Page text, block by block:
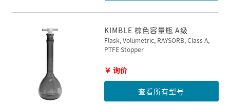
KIMBLE 棕色容量瓶 A级
Flask, Volumetric, RAYSORB, Class A,
PTFE Stopper
￥ 询价
查看所有型号